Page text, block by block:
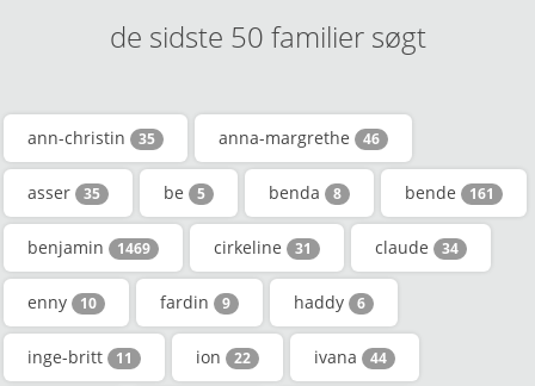
de sidste 50 familier søgt
ann-christin 35 anna-margrethe 46
asser 35 be 5 benda 8 bende 161
benjamin 1469 cirkeline 31 claude 34
enny 10 fardin 9 haddy 6
inge-britt 11 ion 22 ivana 44